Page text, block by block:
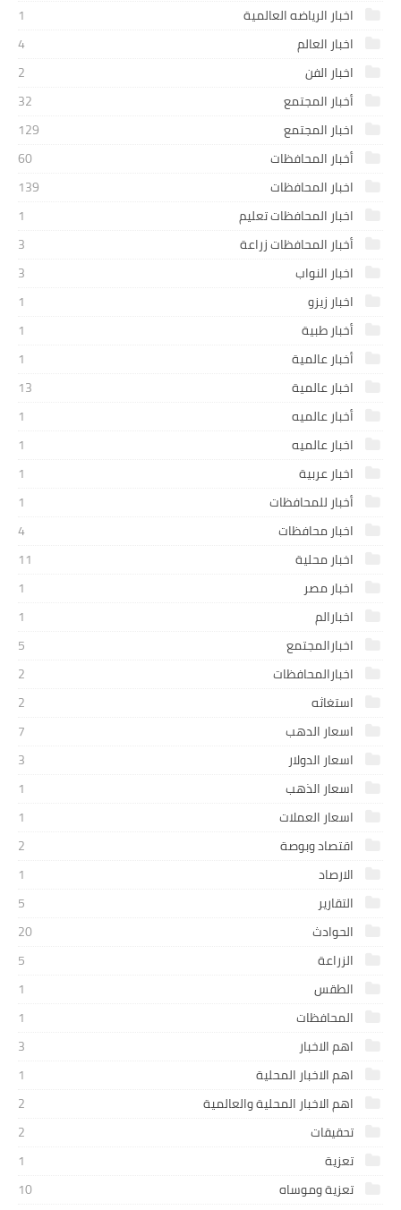
اخبار الرياضه العالمية
1
اخبار العالم
4
اخبار الفن
2
أخبار المجتمع
32
اخبار المجتمع
129
أخبار المحافظات
60
اخبار المحافظات
139
اخبار المحافظات تعليم
1
أخبار المحافظات زراعة
3
اخبار النواب
3
اخبار زيزو
1
أخبار طبية
1
أخبار عالمية
1
اخبار عالمية
13
أخبار عالميه
1
اخبار عالميه
1
اخبار عربية
1
أخبار للمحافظات
1
اخبار محافظات
4
اخبار محلية
11
اخبار مصر
1
اخبارالم
1
اخبارالمجتمع
5
اخبارالمحافظات
2
استغاثه
2
اسعار الدهب
7
اسعار الدولار
3
اسعار الذهب
1
اسعار العملات
1
اقتصاد وبوصة
2
الارصاد
1
التقارير
5
الحوادث
20
الزراعة
5
الطقس
1
المحافظات
1
اهم الاخبار
3
اهم الاخبار المحلية
1
اهم الاخبار المحلية والعالمية
2
تحقيقات
2
تعزية
1
تعزية وموساه
10